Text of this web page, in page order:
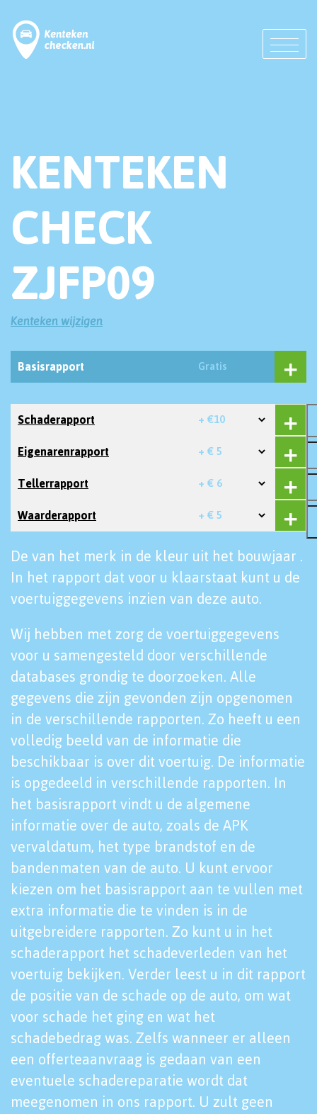
KENTEKEN
CHECK
ZJFP09
Kenteken wijzigen
Basisrapport Gratis
Schaderapport + €10
Eigenarenrapport + € 5
Tellerrapport + € 6
Waarderapport + € 5
De van het merk in de kleur uit het bouwjaar .
In het rapport dat voor u klaarstaat kunt u de
voertuiggegevens inzien van deze auto.
Wij hebben met zorg de voertuiggegevens
voor u samengesteld door verschillende
databases grondig te doorzoeken. Alle
gegevens die zijn gevonden zijn opgenomen
in de verschillende rapporten. Zo heeft u een
volledig beeld van de informatie die
beschikbaar is over dit voertuig. De informatie
is opgedeeld in verschillende rapporten. In
het basisrapport vindt u de algemene
informatie over de auto, zoals de APK
vervaldatum, het type brandstof en de
bandenmaten van de auto. U kunt ervoor
kiezen om het basisrapport aan te vullen met
extra informatie die te vinden is in de
uitgebreidere rapporten. Zo kunt u in het
schaderapport het schadeverleden van het
voertuig bekijken. Verder leest u in dit rapport
de positie van de schade op de auto, om wat
voor schade het ging en wat het
schadebedrag was. Zelfs wanneer er alleen
een offerteaanvraag is gedaan van een
eventuele schadereparatie wordt dat
meegenomen in ons rapport. U zult geen